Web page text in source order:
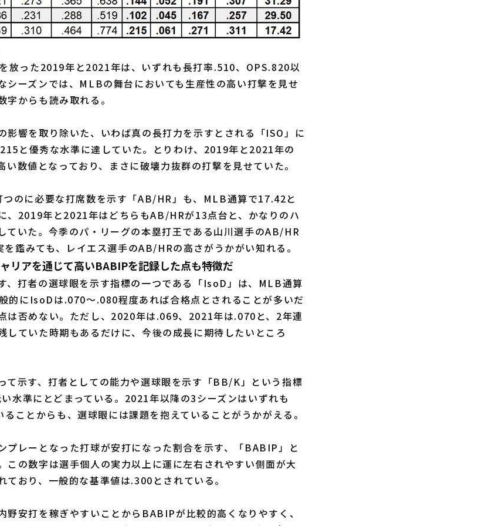
放った2019年と2021年は、いずれも長打率.510、OPS.820以
シーズンでは、MLBの舞台においても生産性の高い打撃を見せ
からも読み取れる。
影響を取り除いた、いわば真の長打力を示すとされる「ISO」に
と優秀な水準に達していた。とりわけ、2019年と2021年の
数値となっており、まさに破壊力抜群の打撃を見せていた。
のに必要な打席数を示す「AB/HR」も、MLB通算で17.42と
、2019年と2021年はどちらもAB/HRが13点台と、かなりのハ
ていた。今季のパ・リーグの本塁打王である山川選手のAB/HR
鑑みても、レイエス選手のAB/HRの高さがうかがい知れる。
リアを通じて高いBABIPを記録した点も特徴だ
、打者の選球眼を示す指標の一つである「IsoD」は、MLB通算
的にIsoDは.070〜.080程度あれば合格点とされることが多いだ
は否めない。ただし、2020年は.069、2021年は.070と、2年連
していた時期もあるだけに、今後の成長に期待したいところ
て示す、打者としての能力や選球眼を示す「BB/K」という指標
水準にとどまっている。2021年以降の3シーズンはいずれも
ことからも、選球眼には課題を抱えていることがうかがえる。
プレーとなった打球が安打になった割合を示す、「BABIP」と
この数字は選手個人の実力以上に運に左右されやすい側面が大
ており、一般的な基準値は.300とされている。
安打を稼ぎやすいことからBABIPが比較的高くなりやすく、